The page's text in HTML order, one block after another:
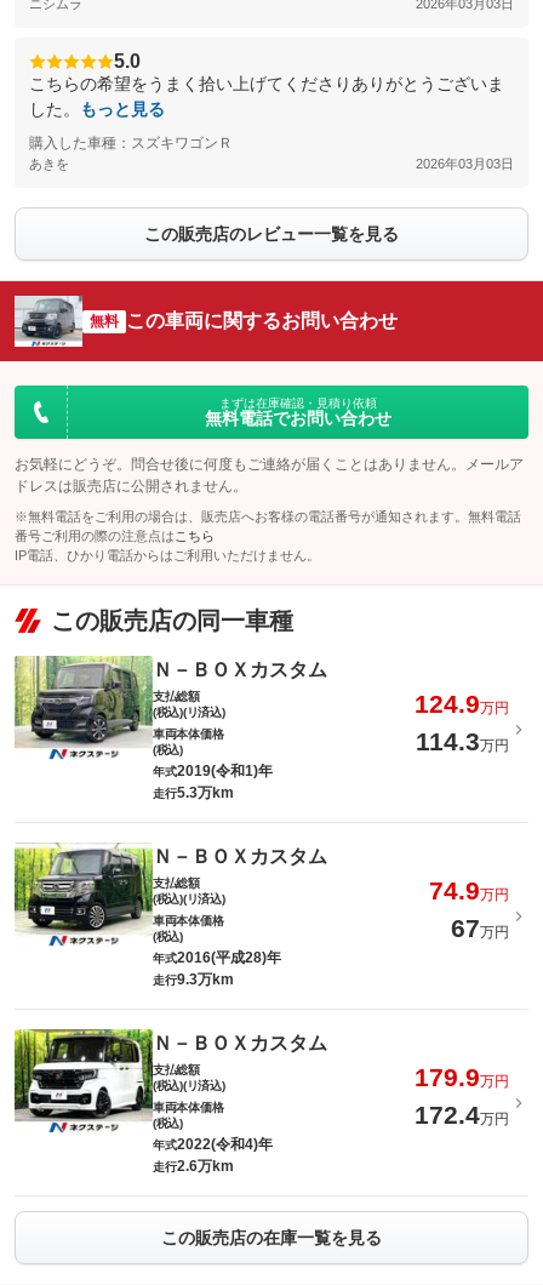
ニシムラ 2026年03月03日
5.0
こちらの希望をうまく拾い上げてくださりありがとうございま
した。
もっと見る
購入した車種：スズキワゴンＲ
あきを 2026年03月03日
この販売店のレビュー一覧を見る
無料 この車両に関するお問い合わせ
まずは在庫確認・見積り依頼
無料電話でお問い合わせ
お気軽にどうぞ。問合せ後に何度もご連絡が届くことはありません。メールア
ドレスは販売店に公開されません。
※無料電話をご利用の場合は、販売店へお客様の電話番号が通知されます。無料電話
番号ご利用の際の注意点は こちら
IP電話、ひかり電話からはご利用いただけません。
この販売店の同一車種
Ｎ－ＢＯＸカスタム
支払総額
(税込)(リ済込)
124.9万円
車両本体価格
(税込)
114.3万円
年式2019(令和1)年
走行5.3万km
Ｎ－ＢＯＸカスタム
支払総額
(税込)(リ済込)
74.9万円
車両本体価格
(税込)
67万円
年式2016(平成28)年
走行9.3万km
Ｎ－ＢＯＸカスタム
支払総額
(税込)(リ済込)
179.9万円
車両本体価格
(税込)
172.4万円
年式2022(令和4)年
走行2.6万km
この販売店の在庫一覧を見る